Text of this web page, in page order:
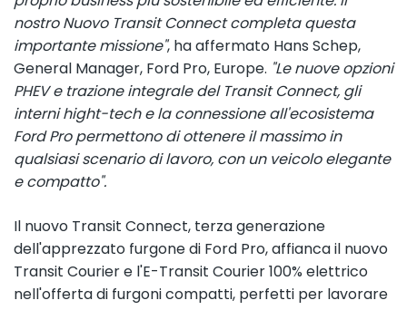
nostro Nuovo Transit Connect completa questa
importante missione", ha affermato Hans Schep,
General Manager, Ford Pro, Europe. "Le nuove opzioni
PHEV e trazione integrale del Transit Connect, gli
interni hight-tech e la connessione all'ecosistema
Ford Pro permettono di ottenere il massimo in
qualsiasi scenario di lavoro, con un veicolo elegante
e compatto".
Il nuovo Transit Connect, terza generazione
dell'apprezzato furgone di Ford Pro, affianca il nuovo
Transit Courier e l'E-Transit Courier 100% elettrico
nell'offerta di furgoni compatti, perfetti per lavorare